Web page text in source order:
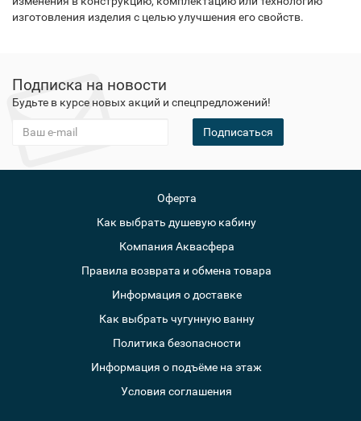
изготовления изделия с целью улучшения его свойств.
Подписка на новости
Будьте в курсе новых акций и спецпредложений!
Подписаться
Оферта
Как выбрать душевую кабину
Компания Аквасфера
Правила возврата и обмена товара
Информация о доставке
Как выбрать чугунную ванну
Политика безопасности
Информация о подъёме на этаж
Условия соглашения